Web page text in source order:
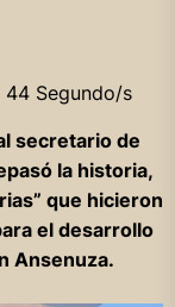
Segundo/s
secretario de
la historia,
que hicieron
el desarrollo
Ansenuza.